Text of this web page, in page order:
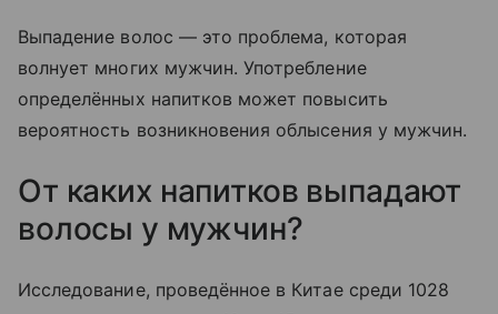
Выпадение волос — это проблема, которая
волнует многих мужчин. Употребление
определённых напитков может повысить
вероятность возникновения облысения у мужчин.
​От каких напитков выпадают
волосы у мужчин?
Исследование, проведённое в Китае среди 1028